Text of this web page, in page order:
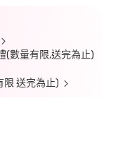
(數量有限,送完為止)
送完為止)